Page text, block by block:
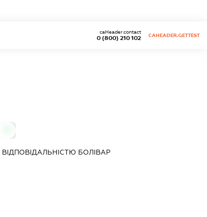
0 (800) 210 102
caHeader.contact
CAHEADER.GETTEST
БОЛІВАР